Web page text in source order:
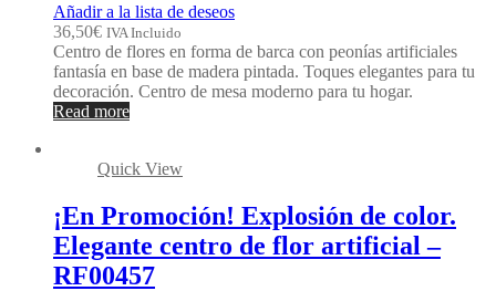
Añadir a la lista de deseos
36,50€ IVA Incluido
Centro de flores en forma de barca con peonías artificiales
fantasía en base de madera pintada. Toques elegantes para tu
decoración. Centro de mesa moderno para tu hogar.
Read more
Quick View
¡En Promoción! Explosión de color.
Elegante centro de flor artificial –
RF00457